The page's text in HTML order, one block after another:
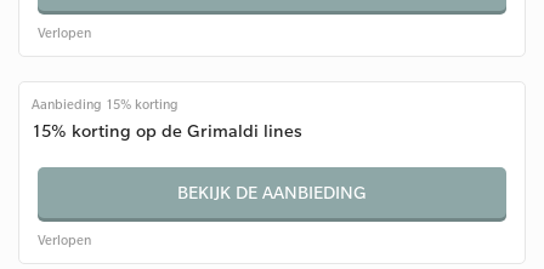
Verlopen
Aanbieding 15% korting
15% korting op de Grimaldi lines
BEKIJK DE AANBIEDING
Verlopen